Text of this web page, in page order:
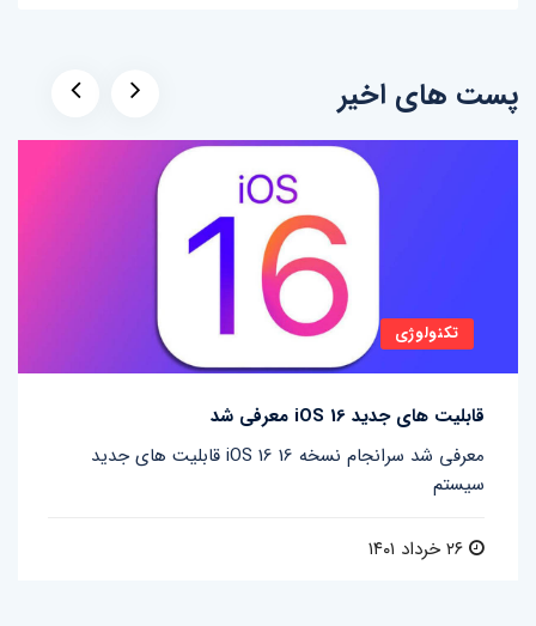
پست های اخیر
تکنولوژی
قابلیت های جدید iOS 16 معرفی شد
قابلیت های جدید iOS 16 معرفی شد سرانجام نسخه 16
سیستم